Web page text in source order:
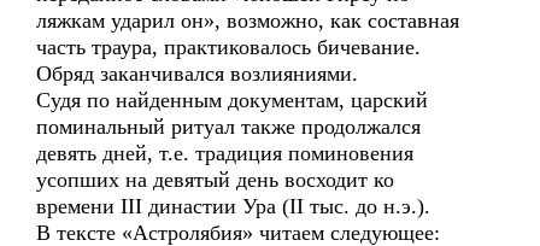
ляжкам ударил он», возможно, как составная
часть траура, практиковалось бичевание.
Обряд заканчивался возлияниями.
Судя по найденным документам, царский
поминальный ритуал также продолжался
девять дней, т.е. традиция поминовения
усопших на девятый день восходит ко
времени III династии Ура (II тыс. до н.э.).
В тексте «Астролябия» читаем следующее: